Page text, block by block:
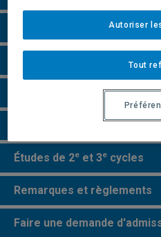
Cours à suivre et horaires
Grille de cheminement
Perspectives
Études de 2e et 3e cycles
Remarques et règlements
Faire une demande
Tout
Autoriser